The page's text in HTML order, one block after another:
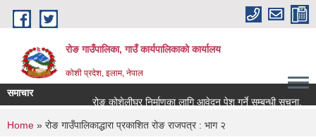
Skip to main content
रोङ गाउँपालिका, गाउँ कार्यपालिकाको कार्यालय
कोशी प्रदेश, इलाम, नेपाल
समाचार
रोङ कोशेलीघर निर्माणका लागि आवेदन पेश गर्ने सम्बन्धी सूचना.
You are here
Home » रोङ गाउँपालिकाद्धारा प्रकाशित रोङ राजपत्र : भाग २